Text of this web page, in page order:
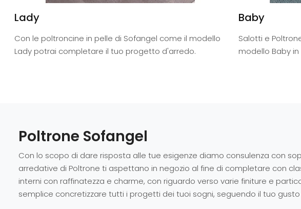
Lady
Con le poltroncine in pelle di Sofangel come il modello
Lady potrai completare il tuo progetto d'arredo.
Baby
Salotti e
modello Baby
Poltrone Sofangel
Con lo scopo di dare risposta alle tue esigenze diamo consulenza con
arredative di Poltrone ti aspettano in negozio al fine di completare con
interni con raffinatezza e charme, con riguardo verso varie finiture e
semplice concretizzare tutti i progetti dei tuoi sogni, seguendo il tuo